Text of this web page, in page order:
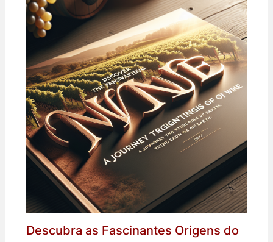
Descubra as Fascinantes Origens do